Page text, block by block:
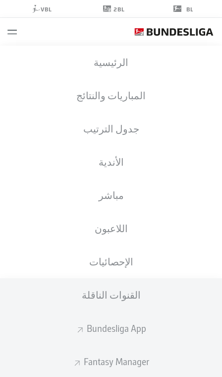
BL
2BL
VBL
الرئيسية
المباريات والنتائج
جدول الترتيب
الأندية
مباشر
اللاعبون
الإحصائيات
القنوات الناقلة
Bundesliga App
Fantasy Manager
28.07.1999